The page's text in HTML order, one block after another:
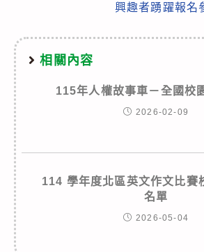
興趣者踴躍報名
相關內容
115年人權故事車－全國校
2026-02-09
114 學年度北區英文作文比賽
名單
2026-05-04